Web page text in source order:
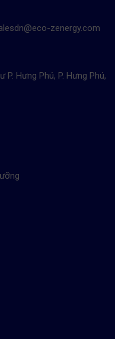
zenergy.com
Hưng Phú, P. Hưng Phú,